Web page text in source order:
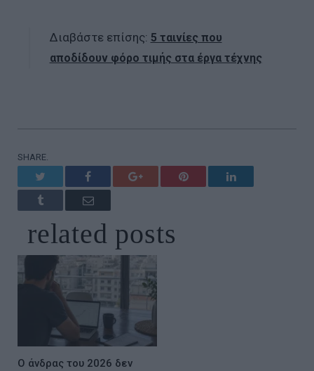
Διαβάστε επίσης: 5 ταινίες που
αποδίδουν φόρο τιμής στα έργα τέχνης
SHARE.
Facebook Google+ Pinterest LinkedIn
Tumblr Email
related posts
Ο άνδρας του 2026 δεν